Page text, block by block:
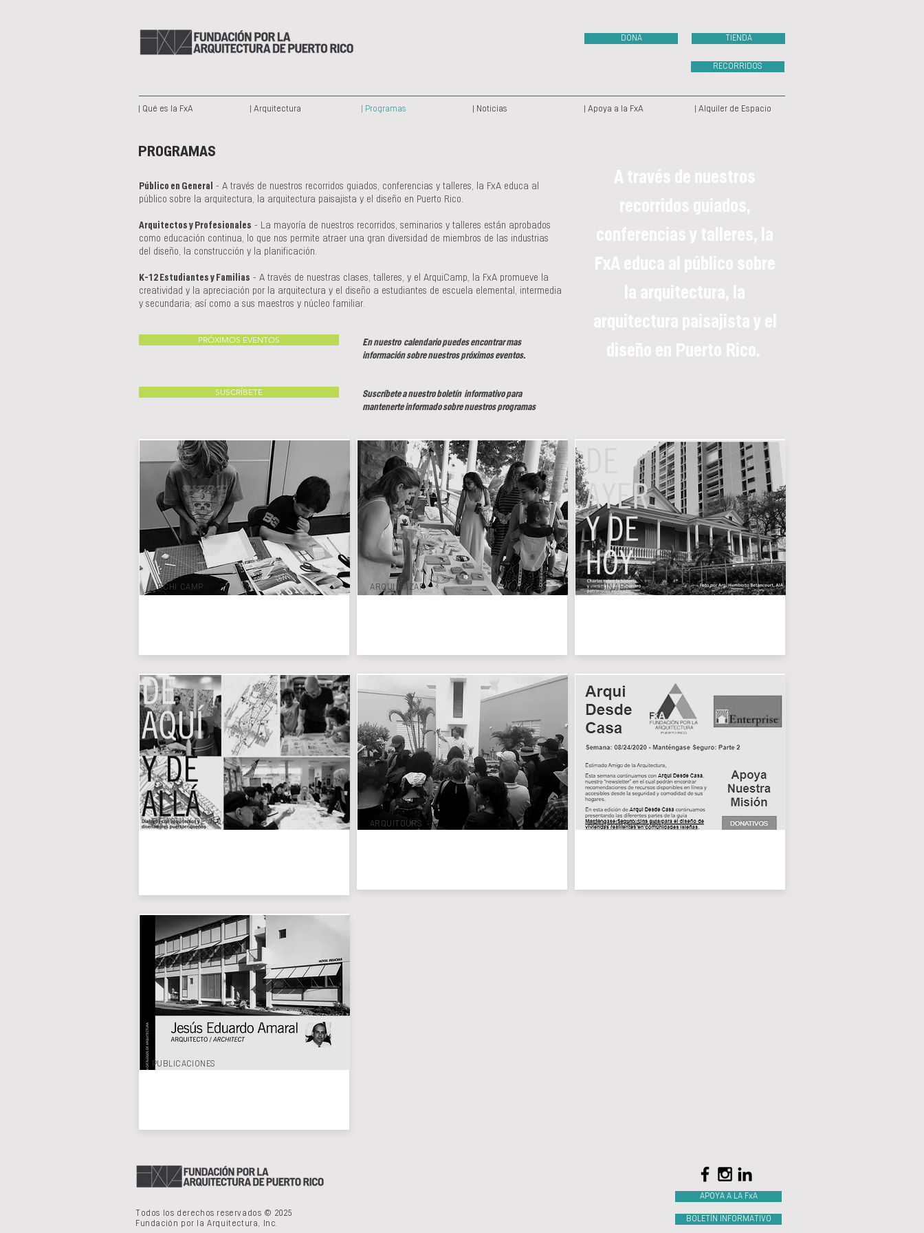
DONA TIENDA
RECORRIDOS
| Qué es la FxA | Arquitectura | Programas | Noticias | Apoya a la FxA | Alquiler de Espacio
PROGRAMAS
Público en General - A través de nuestros recorridos guiados, conferencias y talleres, la FxA educa al
público sobre la arquitectura, la arquitectura paisajista y el diseño en Puerto Rico.
Arquitectos y Profesionales - La mayoría de nuestros recorridos, seminarios y talleres están aprobados
como educación continua, lo que nos permite atraer una gran diversidad de miembros de las industrias
del diseño, la construcción y la planificación.
K-12 Estudiantes y Familias - A través de nuestras clases, talleres, y el ArquiCamp, la FxA promueve la
creatividad y la apreciación por la arquitectura y el diseño a estudiantes de escuela elemental, intermedia
y secundaria; así como a sus maestros y núcleo familiar.
PRÓXIMOS EVENTOS
En nuestro calendario puedes encontrar mas
información sobre nuestros próximos eventos.
SUSCRÍBETE
Suscríbete a nuestro boletín informativo para
mantenerte informado sobre nuestros programas
A través de nuestros
recorridos guiados,
conferencias y talleres, la
FxA educa al público sobre
la arquitectura, la
arquitectura paisajista y el
diseño en Puerto Rico.
ARCHI CAMP
DE AQUÍ Y DE ALLÁ
PUBLICACIONES
ARQUI BAZAR
ARQUITOURS
WEBINARS
ARQUI DESDE CASA
APOYA A LA FxA
Todos los derechos reservados © 2025
Fundación por la Arquitectura, Inc.
BOLETÍN INFORMATIVO